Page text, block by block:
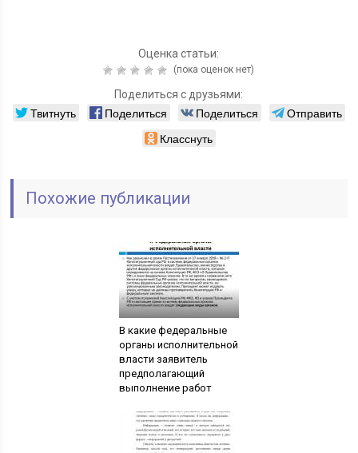
Оценка статьи:
(пока оценок нет)
Поделиться с друзьями:
Твитнуть Поделиться Поделиться
Отправить
Класснуть
Похожие публикации
В какие федеральные
органы исполнительной
власти заявитель
предполагающий
выполнение работ